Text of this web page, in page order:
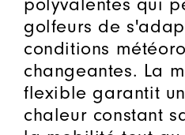
golfeurs de
conditions
changeantes. La
flexible garantit
chaleur constant